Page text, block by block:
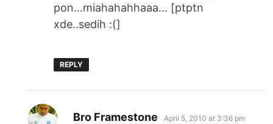
pon…miahahahhaaa… [ptptn
xde..sedih :(]
REPLY
Bro Framestone says:
April 5, 2010 at 3:36 pm